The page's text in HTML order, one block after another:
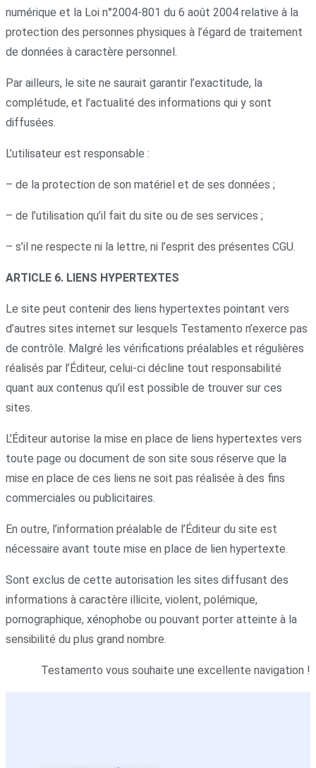
numérique et la Loi n°2004-801 du 6 août 2004 relative à la
protection des personnes physiques à l’égard de traitement
de données à caractère personnel.
Par ailleurs, le site ne saurait garantir l’exactitude, la
complétude, et l’actualité des informations qui y sont
diffusées.
L’utilisateur est responsable :
– de la protection de son matériel et de ses données ;
– de l’utilisation qu’il fait du site ou de ses services ;
– s’il ne respecte ni la lettre, ni l’esprit des présentes CGU.
ARTICLE 6. LIENS HYPERTEXTES
Le site peut contenir des liens hypertextes pointant vers
d’autres sites internet sur lesquels Testamento n’exerce pas
de contrôle. Malgré les vérifications préalables et régulières
réalisés par l’Éditeur, celui-ci décline tout responsabilité
quant aux contenus qu’il est possible de trouver sur ces
sites.
L’Éditeur autorise la mise en place de liens hypertextes vers
toute page ou document de son site sous réserve que la
mise en place de ces liens ne soit pas réalisée à des fins
commerciales ou publicitaires.
En outre, l’information préalable de l’Éditeur du site est
nécessaire avant toute mise en place de lien hypertexte.
Sont exclus de cette autorisation les sites diffusant des
informations à caractère illicite, violent, polémique,
pornographique, xénophobe ou pouvant porter atteinte à la
sensibilité du plus grand nombre.
Testamento vous souhaite une excellente navigation !